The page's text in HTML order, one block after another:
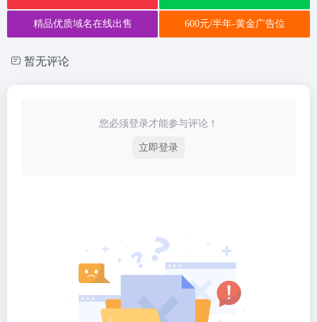
精品优质域名在线出售 600元/半年-黄金广告位
暂无评论
您必须登录才能参与评论！
立即登录